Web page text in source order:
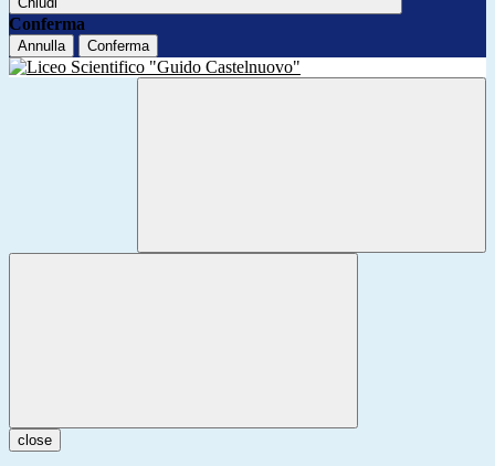
Conferma
Annulla Conferma
close